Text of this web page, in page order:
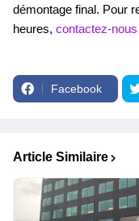
démontage final. Pour
heures, contactez-nous
Facebook
Article Similaire